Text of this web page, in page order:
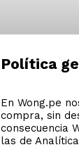
Política
En Wong.pe
compra, sin
consecuencia
las de